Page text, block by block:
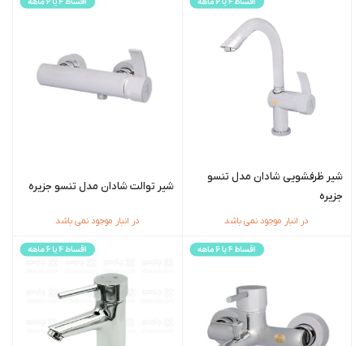
شیر ظرفشویی شادان مدل تنسو
جزیره
در انبار موجود نمی باشد
شیر توالت شادان مدل تنسو جزیره
در انبار موجود نمی باشد